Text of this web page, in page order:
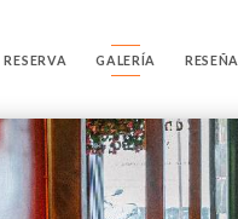
RESERVA GALERÍA RESEÑA